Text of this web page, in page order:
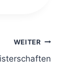
WEITER